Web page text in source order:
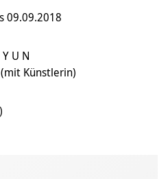
09.09.2018
U N
Künstlerin)